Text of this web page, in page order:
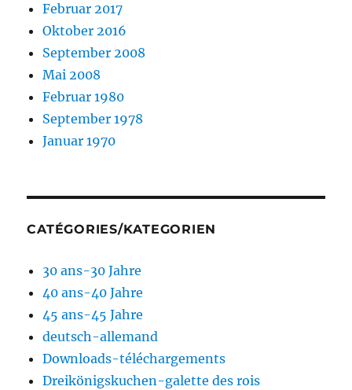
Februar 2017
Oktober 2016
September 2008
Mai 2008
Februar 1980
September 1978
Januar 1970
CATÉGORIES/KATEGORIEN
30 ans-30 Jahre
40 ans-40 Jahre
45 ans-45 Jahre
deutsch-allemand
Downloads-téléchargements
Dreikönigskuchen-galette des rois